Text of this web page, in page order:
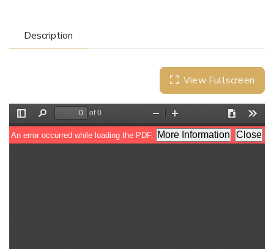
Description
View Fullscreen